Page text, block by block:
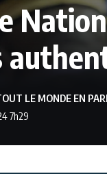
7h29
LE MONDE EN